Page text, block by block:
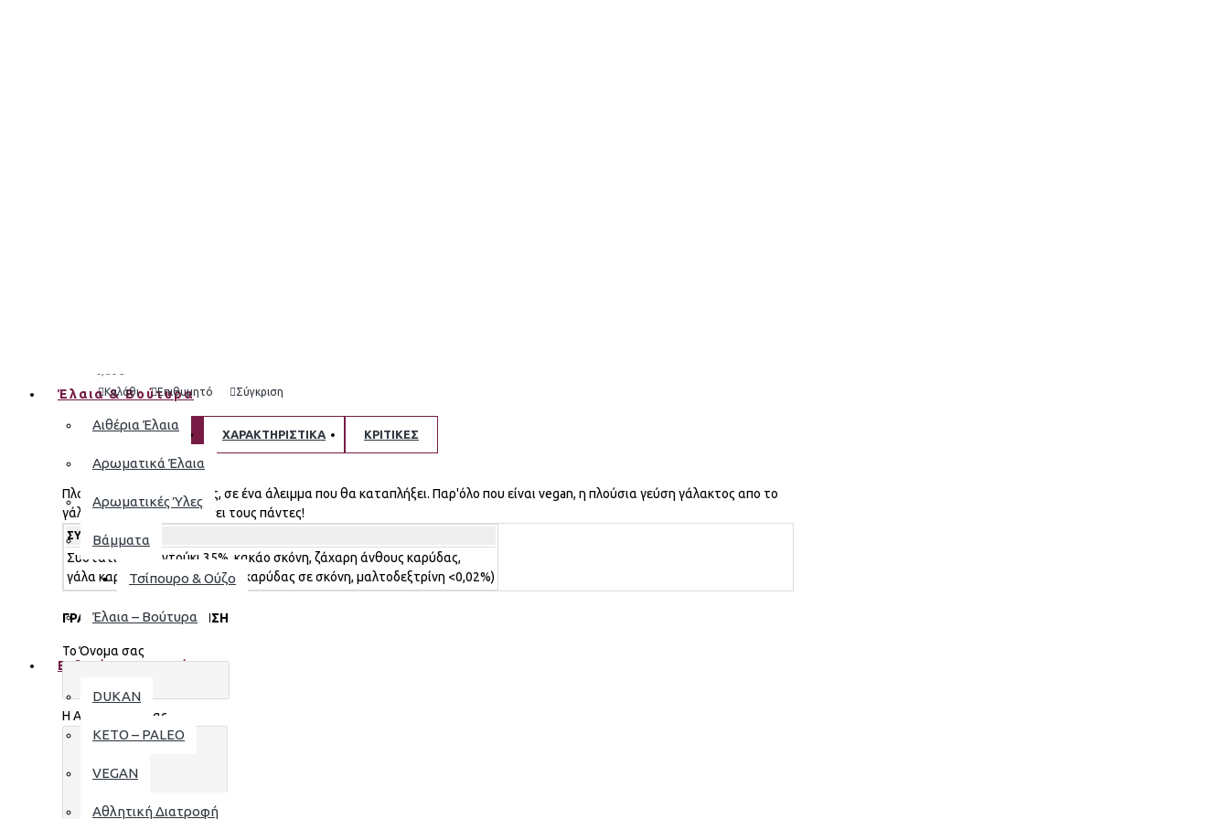
Έλαια & Βούτυρα
Αιθέρια Έλαια
Αρωματικά Έλαια
Αρωματικές Ύλες
Βάμματα
Τσίπουρο & Ούζο
Έλαια – Βούτυρα
Ειδική Διατροφή
DUKAN
KETO – PALEO
VEGAN
Αθλητική Διατροφή
Καλάθι Επιθυμητό Σύγκριση
ΠΕΡΙΓΡΑΦΗ ΧΑΡΑΚΤΗΡΙΣΤΙΚΑ ΚΡΙΤΙΚΕΣ
Πλούσια γεύση σοκολάτας, σε ένα άλειμμα που θα καταπλήξει. Παρ'όλο που είναι vegan, η πλούσια γεύση γάλακτος απο το
γάλα καρύδας θα ξεγελάσει τους πάντες!
ΣΥΣΤΑΤΙΚΆ
Συστατικά: φουντούκι 35%, κακάο σκόνη, ζάχαρη άνθους καρύδας,
γάλα καρύδας σε σκόνη (γάλα καρύδας σε σκόνη, μαλτοδεξτρίνη <0,02%)
ΓΡΆΨΤΕ ΜΙΑ ΑΞΙΟΛΌΓΗΣΗ
Το Όνομα σας
Η Αξιολόγηση σας